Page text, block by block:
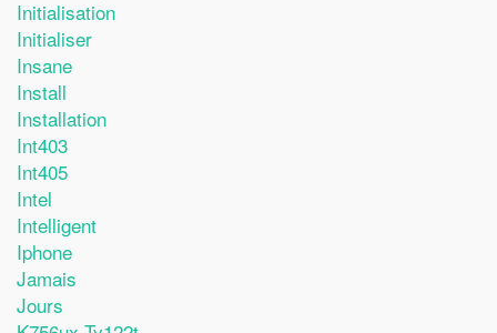
Initialisation
Initialiser
Insane
Install
Installation
Int403
Int405
Intel
Intelligent
Iphone
Jamais
Jours